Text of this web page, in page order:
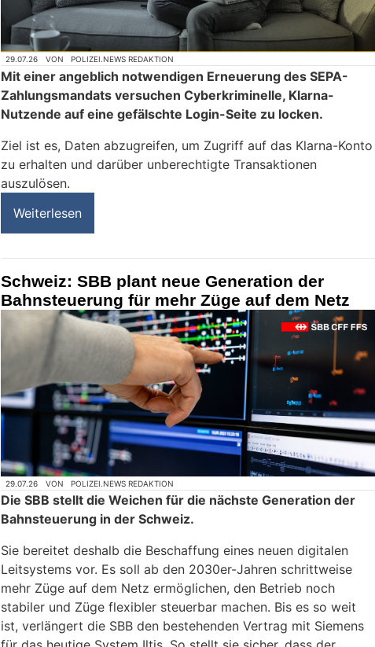
29.07.26 VON POLIZEI.NEWS REDAKTION
Mit einer angeblich notwendigen Erneuerung des SEPA-
Zahlungsmandats versuchen Cyberkriminelle, Klarna-
Nutzende auf eine gefälschte Login-Seite zu locken.
Ziel ist es, Daten abzugreifen, um Zugriff auf das Klarna-Konto
zu erhalten und darüber unberechtigte Transaktionen
auszulösen.
Weiterlesen
Schweiz: SBB plant neue Generation der
Bahnsteuerung für mehr Züge auf dem Netz
29.07.26 VON POLIZEI.NEWS REDAKTION
Die SBB stellt die Weichen für die nächste Generation der
Bahnsteuerung in der Schweiz.
Sie bereitet deshalb die Beschaffung eines neuen digitalen
Leitsystems vor. Es soll ab den 2030er-Jahren schrittweise
mehr Züge auf dem Netz ermöglichen, den Betrieb noch
stabiler und Züge flexibler steuerbar machen. Bis es so weit
ist, verlängert die SBB den bestehenden Vertrag mit Siemens